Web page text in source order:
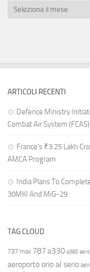
ARTICOLI RECENTI
Defence Ministry
Combat Air System
France’s ₹3.25 Lakh
AMCA Program
India Plans To
30MKI And MiG-29
TAG CLOUD
737 max 787 a330 a380
aeroporto orio al serio